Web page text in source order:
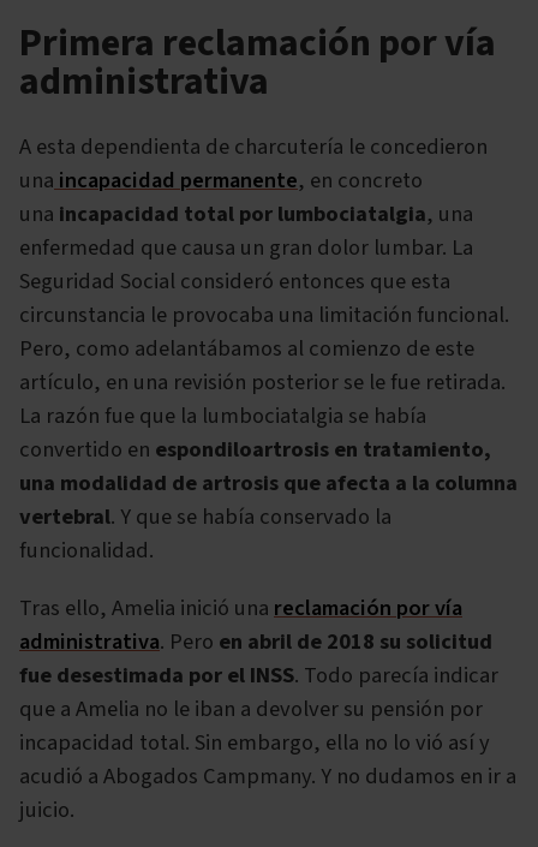
Primera reclamación por vía
administrativa
A esta dependienta de charcutería le concedieron
una incapacidad permanente, en concreto
una incapacidad total por lumbociatalgia, una
enfermedad que causa un gran dolor lumbar. La
Seguridad Social consideró entonces que esta
circunstancia le provocaba una limitación funcional.
Pero, como adelantábamos al comienzo de este
artículo, en una revisión posterior se le fue retirada.
La razón fue que la lumbociatalgia se había
convertido en espondiloartrosis en tratamiento,
una modalidad de artrosis que afecta a la columna
vertebral. Y que se había conservado la
funcionalidad.
Tras ello, Amelia inició una reclamación por vía
administrativa. Pero en abril de 2018 su solicitud
fue desestimada por el INSS. Todo parecía indicar
que a Amelia no le iban a devolver su pensión por
incapacidad total. Sin embargo, ella no lo vió así y
acudió a Abogados Campmany. Y no dudamos en ir a
juicio.